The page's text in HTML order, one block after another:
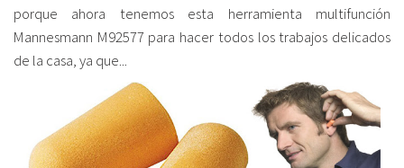
porque ahora tenemos esta herramienta multifunción
Mannesmann M92577 para hacer todos los trabajos delicados
de la casa, ya que...